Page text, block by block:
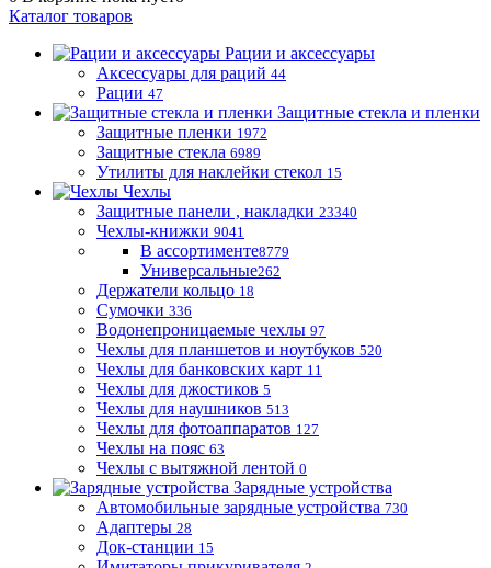
Каталог товаров
Рации и аксессуары
Аксессуары для раций 44
Рации 47
Защитные стекла и пленки
Защитные пленки 1972
Защитные стекла 6989
Утилиты для наклейки стекол 15
Чехлы
Защитные панели , накладки 23340
Чехлы-книжки 9041
В ассортименте8779
Универсальные262
Держатели кольцо 18
Сумочки 336
Водонепроницаемые чехлы 97
Чехлы для планшетов и ноутбуков 520
Чехлы для банковских карт 11
Чехлы для джостиков 5
Чехлы для наушников 513
Чехлы для фотоаппаратов 127
Чехлы на пояс 63
Чехлы с вытяжной лентой 0
Зарядные устройства
Автомобильные зарядные устройства 730
Адаптеры 28
Док-станции 15